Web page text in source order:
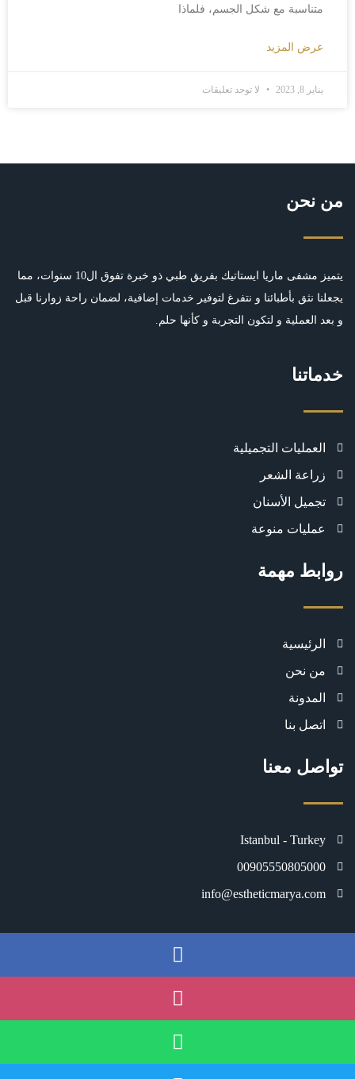
متناسبة مع شكل الجسم، فلماذا
عرض المزيد
يناير 8, 2023 لا توجد تعليقات
من نحن
يتميز مشفى ماريا ايستاتيك بفريق طبي ذو خبرة تفوق ال10 سنوات، مما
يجعلنا نثق بأطبائنا و نتفرغ لتوفير خدمات إضافية، لضمان راحة زوارنا قبل
و بعد العملية و لتكون التجربة و كأنها حلم.
خدماتنا
العمليات التجميلية
زراعة الشعر
تجميل الأسنان
عمليات منوعة
روابط مهمة
الرئيسية
من نحن
المدونة
اتصل بنا
تواصل معنا
Istanbul - Turkey
00905550805000
info@estheticmarya.com